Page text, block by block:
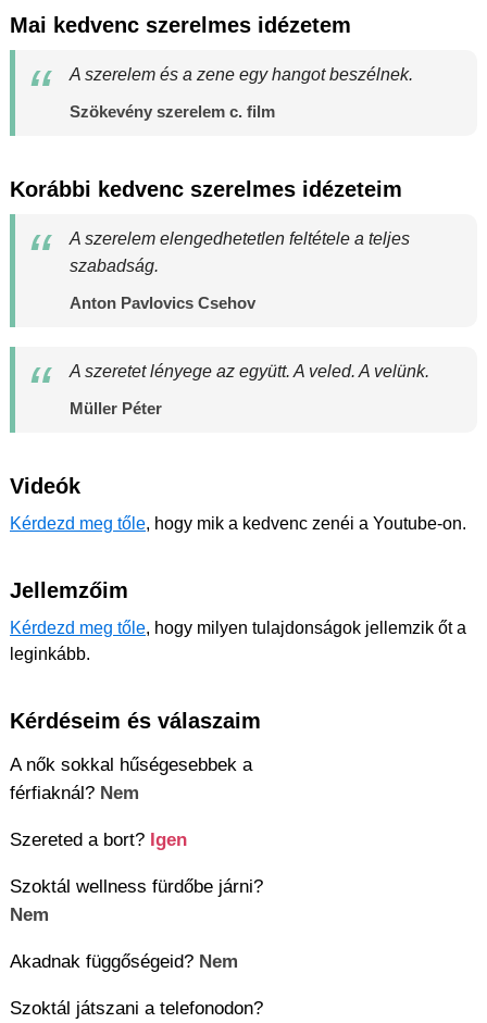
Mai kedvenc szerelmes idézetem
A szerelem és a zene egy hangot beszélnek.
Szökevény szerelem c. film
Korábbi kedvenc szerelmes idézeteim
A szerelem elengedhetetlen feltétele a teljes
szabadság.
Anton Pavlovics Csehov
A szeretet lényege az együtt. A veled. A velünk.
Müller Péter
Videók
Kérdezd meg tőle, hogy mik a kedvenc zenéi a Youtube-on.
Jellemzőim
Kérdezd meg tőle, hogy milyen tulajdonságok jellemzik őt a
leginkább.
Kérdéseim és válaszaim
A nők sokkal hűségesebbek a
férfiaknál? Nem
Szereted a bort? Igen
Szoktál wellness fürdőbe járni?
Nem
Akadnak függőségeid? Nem
Szoktál játszani a telefonodon?